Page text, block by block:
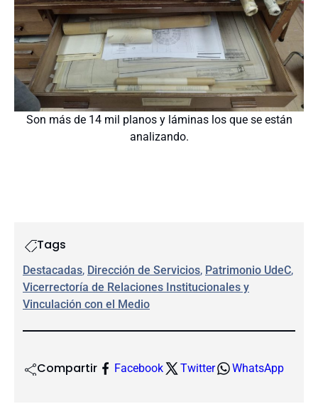
Son más de 14 mil planos y láminas los que se están
analizando.
Tags
Destacadas, Dirección de Servicios, Patrimonio UdeC
Vicerrectoría de Relaciones Institucionales y
Vinculación con el Medio
Compartir Facebook Twitter WhatsApp